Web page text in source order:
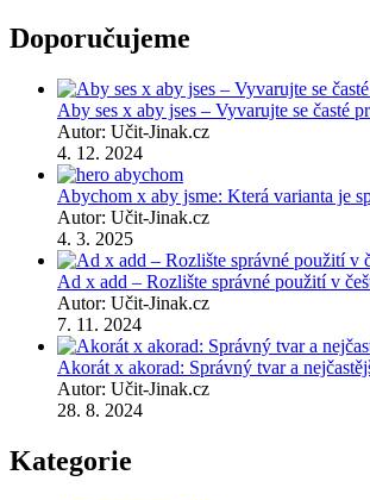
Doporučujeme
Aby ses x aby jses – Vyvarujte se časté
Autor: Učit-Jinak.cz
4. 12. 2024
Abychom x aby jsme: Která varianta je
Autor: Učit-Jinak.cz
4. 3. 2025
Ad x add – Rozlište správné použití v
Autor: Učit-Jinak.cz
7. 11. 2024
Akorát x akorad: Správný tvar a
Autor: Učit-Jinak.cz
28. 8. 2024
Kategorie